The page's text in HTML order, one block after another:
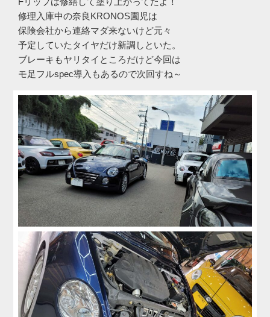
修理入庫中の奈良KRONOS園児は
保険会社から連絡マダ来ないけど元々
予定していたタイヤだけ新調しといた。
ブレーキもヤリタイところだけど今回は
モ足フルspec導入もあるので次回すね～